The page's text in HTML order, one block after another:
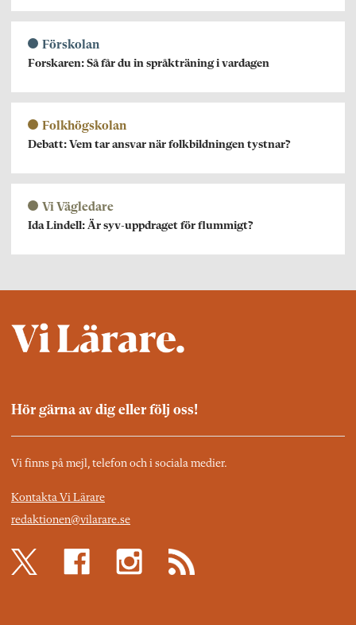
Förskolan
Forskaren: Så får du in språkträning i vardagen
Folkhögskolan
Debatt: Vem tar ansvar när folkbildningen tystnar?
Vi Vägledare
Ida Lindell: Är syv-uppdraget för flummigt?
Hör gärna av dig eller följ oss!
Vi finns på mejl, telefon och i sociala medier.
Kontakta Vi Lärare
redaktionen@vilarare.se